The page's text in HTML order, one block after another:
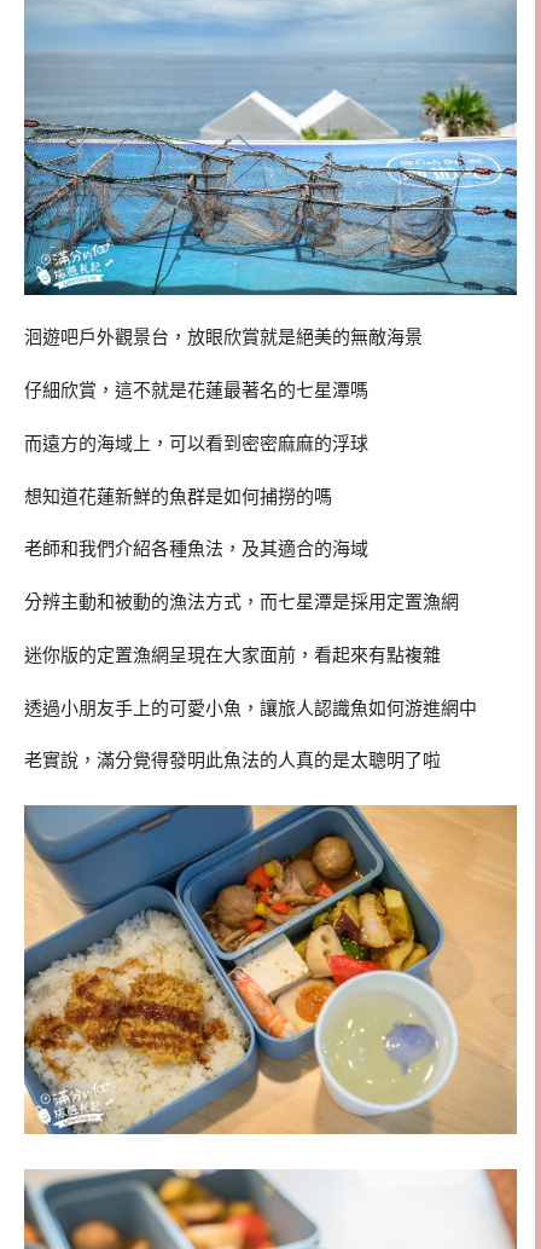
洄遊吧戶外觀景台，放眼欣賞就是絕美的無敵海景
仔細欣賞，這不就是花蓮最著名的七星潭嗎
而遠方的海域上，可以看到密密麻麻的浮球
想知道花蓮新鮮的魚群是如何捕撈的嗎
老師和我們介紹各種魚法，及其適合的海域
分辨主動和被動的漁法方式，而七星潭是採用定置漁網
迷你版的定置漁網呈現在大家面前，看起來有點複雜
透過小朋友手上的可愛小魚，讓旅人認識魚如何游進網中
老實說，滿分覺得發明此魚法的人真的是太聰明了啦